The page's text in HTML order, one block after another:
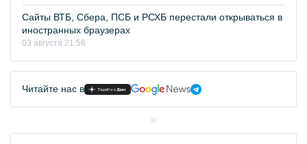
Сайты ВТБ, Сбера, ПСБ и РСХБ перестали открываться в
иностранных браузерах
03 августа 21:56
Читайте нас в